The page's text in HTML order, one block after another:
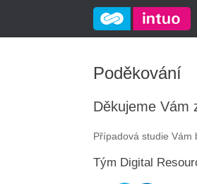
Poděkování
Děkujeme Vám
Případová studie Vám
Tým Digital